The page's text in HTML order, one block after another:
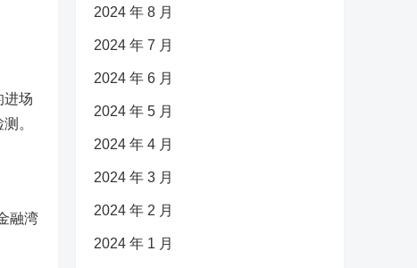
场
。
融湾
2024 年 8 月
2024 年 7 月
2024 年 6 月
2024 年 5 月
2024 年 4 月
2024 年 3 月
2024 年 2 月
2024 年 1 月